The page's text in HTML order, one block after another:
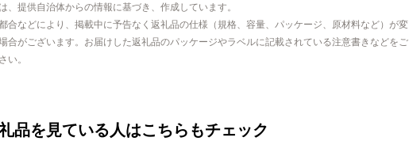
、提供自治体からの情報に基づき、作成しています。
合などにより、掲載中に予告なく返礼品の仕様（規格、容量、パッケージ、原材料など）が変
合がございます。お届けした返礼品のパッケージやラベルに記載されている注意書きなどをご
い。
品を見ている人はこちらもチェック